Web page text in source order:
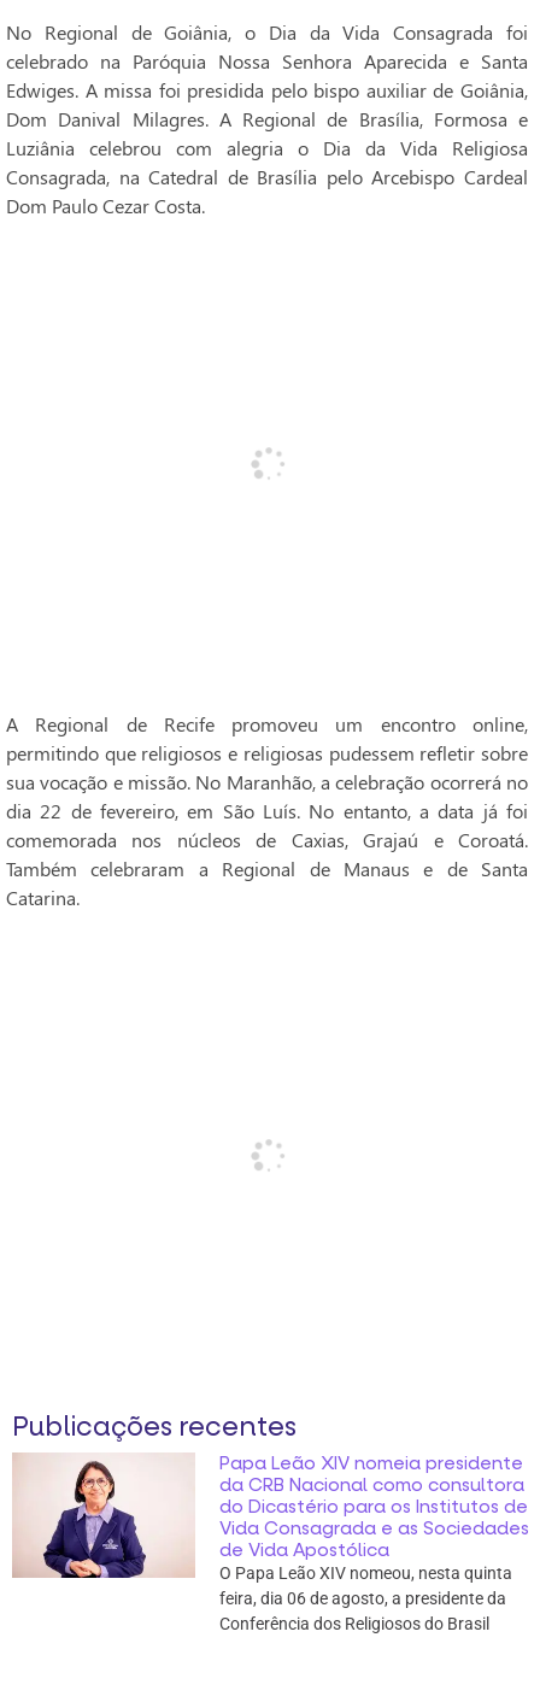
No Regional de Goiânia, o Dia da Vida Consagrada foi
celebrado na Paróquia Nossa Senhora Aparecida e Santa
Edwiges. A missa foi presidida pelo bispo auxiliar de Goiânia,
Dom Danival Milagres. A Regional de Brasília, Formosa e
Luziânia celebrou com alegria o Dia da Vida Religiosa
Consagrada, na Catedral de Brasília pelo Arcebispo Cardeal
Dom Paulo Cezar Costa.
A Regional de Recife promoveu um encontro online,
permitindo que religiosos e religiosas pudessem refletir sobre
sua vocação e missão. No Maranhão, a celebração ocorrerá no
dia 22 de fevereiro, em São Luís. No entanto, a data já foi
comemorada nos núcleos de Caxias, Grajaú e Coroatá.
Também celebraram a Regional de Manaus e de Santa
Catarina.
Publicações recentes
Papa Leão XIV nomeia presidente
da CRB Nacional como consultora
do Dicastério para os Institutos de
Vida Consagrada e as Sociedades
de Vida Apostólica
O Papa Leão XIV nomeou, nesta quinta
feira, dia 06 de agosto, a presidente da
Conferência dos Religiosos do Brasil